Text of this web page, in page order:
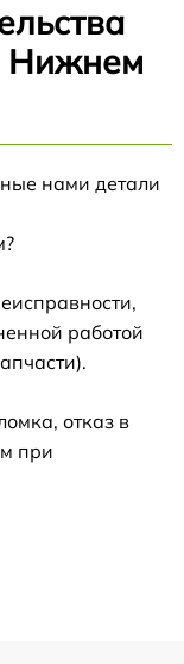
Нижнем
нами детали
работой
отказ в
при